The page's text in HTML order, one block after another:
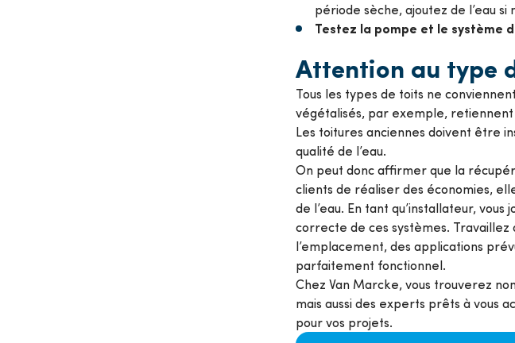
période sèche, ajoutez de l’eau
Testez la pompe et le système
Attention au type
Tous les types de toits ne
végétalisés, par exemple, retiennent
Les toitures anciennes doivent être
qualité de l’eau.
On peut donc affirmer que la
clients de réaliser des économies,
de l’eau. En tant qu’installateur,
correcte de ces systèmes.
l’emplacement, des applications
parfaitement fonctionnel.
Chez Van Marcke, vous trouverez
mais aussi des experts prêts à vous
pour vos projets.